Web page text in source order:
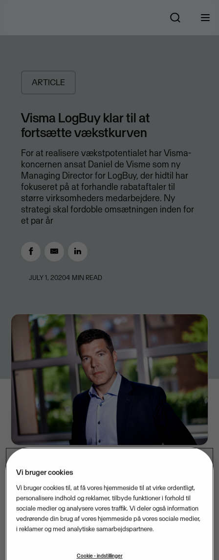
ARTICLE
Visma LogBuy klar til at
fortsætte vækstkurven
For at realisere vækstpotentialet har Visma-
koncernen ansat Daniel de Visme som ny
Managing Director for LogBuy, der hidtil har
fokuseret på at forhandle rabataftaler til
større virksomheders medarbejdere. Ny
strategi skal fordoble omsætningen inden for
et par år
JULY 1, 20204 MIN READ
Efter en periode med målrettet søgning i markedet har
bestyrelsen i Visma LogBuy fundet sin nye topchef til
selskabet. Det sker med ansættelsen af Daniel de
Visme, 48, der som ny Managing Director for selskabet
nuværende og kommende brugere og fortsætte
Vi bruger cookies
Vi bruger cookies til, at få vores hjemmeside til at virke ordentligt,
personalisere indhold og reklamer, tilbyde funktioner i forhold til
sociale medier og analysere vores traffik. Vi deler også information
vedrørende din brug af vores hjemmeside på vores sociale medier,
i reklamer og med analytiske samarbejdspartnere.
Cookie - indstillinger